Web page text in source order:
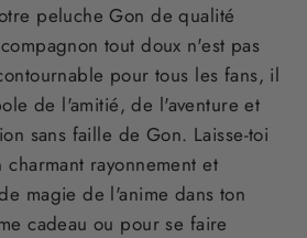
peluche Gon de qualité
tout doux n'est pas
pour tous les fans, il
de l'amitié, de l'aventure et
sans faille de Gon. Laisse-toi
rayonnement et
magie de l'anime dans ton
cadeau ou pour se faire